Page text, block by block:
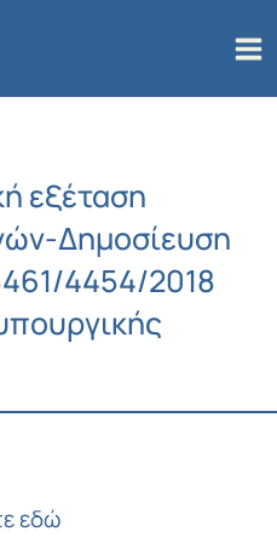
εξέταση
Δημοσίευση
4454/2018
εδώ